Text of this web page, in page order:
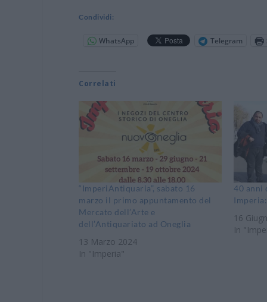
Condividi:
WhatsApp Telegram
Correlati
“ImperiAntiquaria”, sabato 16
marzo il primo appuntamento del
Mercato dell’Arte e
dell’Antiquariato ad Oneglia
13 Marzo 2024
In "Imperia"
40 anni
16
In